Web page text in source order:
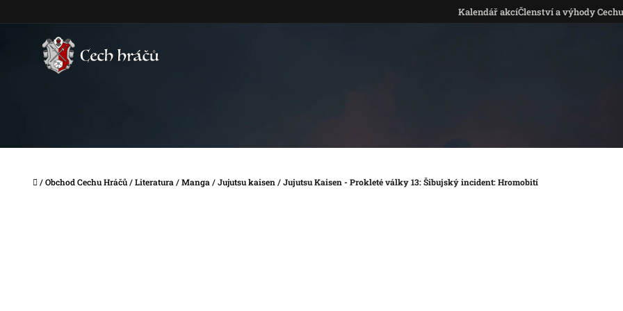
Kalendář akcíČlenství a výhody Cechu
Domů
/Obchod Cechu Hráčů/Literatura/Manga/Jujutsu kaisen/Jujutsu Kaisen - Prokleté války 13: Šibujský incident: Hromobití